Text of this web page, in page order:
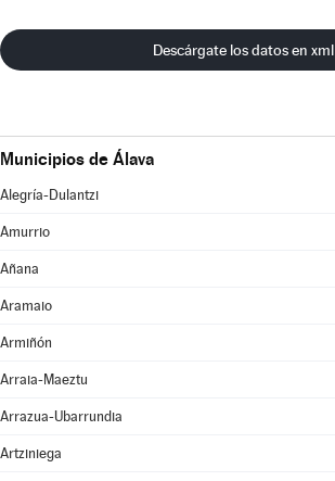
Descárgate los datos en xml
Municipios de Álava
Alegría-Dulantzi
Amurrio
Añana
Aramaio
Armiñón
Arraia-Maeztu
Arrazua-Ubarrundia
Artziniega